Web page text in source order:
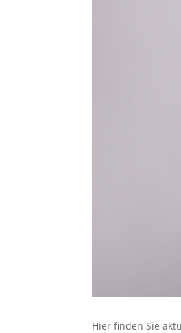
Hier finden Sie